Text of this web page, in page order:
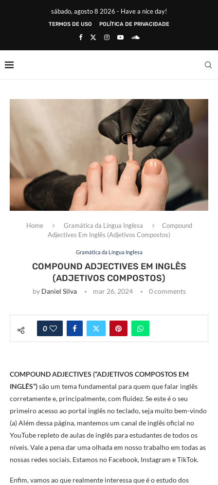
sábado, agosto 8 2026 - Have a nice day!
TERMOS DE USO POLÍTICA DE PRIVACIDADE
Home Gramática da Língua Inglesa
Compound
Adjectives Em Inglês (Adjetivos Compostos)
Gramática da Língua Inglesa
COMPOUND ADJECTIVES EM INGLÊS
(ADJETIVOS COMPOSTOS)
by Daniel Silva mar 26, 2024 0 comments
0
COMPOUND ADJECTIVES (“ADJETIVOS COMPOSTOS EM
INGLÊS”)são um tema fundamental para quem que falar inglês
corretamente e, principalmente, com fluidez. Se este é o seu
primeiro acesso ao portal inglês no teclado, seja muito bem-vindo
(a) Além dessa página, mantemos um canal de inglês oficial no
YouTube repleto de aulas de inglês para estudantes de todos os
níveis. Vale a pena dar uma olhada em nosso trabalho em todas as
nossas redes sociais. Estamos no Facebook, Instagram e TikTok.
Enfim, vamos ao que realmente interessa que é o estudo dos